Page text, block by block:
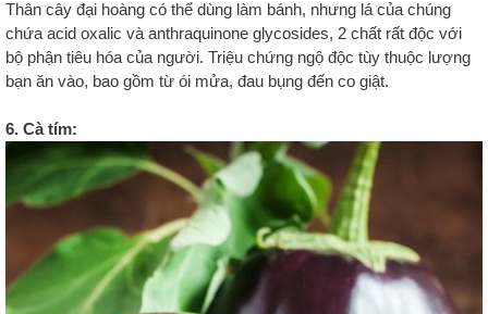
Thân cây đại hoàng có thể dùng làm bánh, nhưng lá của chúng
chứa acid oxalic và anthraquinone glycosides, 2 chất rất độc với
bộ phận tiêu hóa của người. Triệu chứng ngộ độc tùy thuộc lượng
bạn ăn vào, bao gồm từ ói mửa, đau bụng đến co giật.
6. Cà tím: